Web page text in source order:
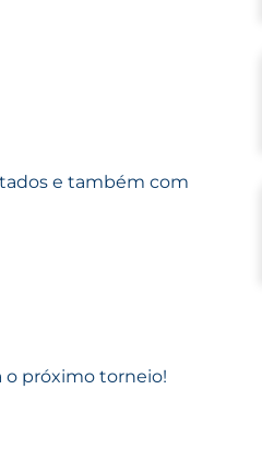
e também com
o próximo torneio!